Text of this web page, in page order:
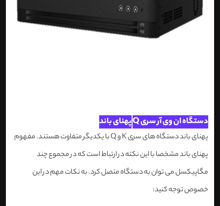
دستگاه ان وی آر سری Q پهنای باند
پهنای باند دستگاه های سری K و Q با یکدیگر متفاوت هستند. مفهوم
پهنای باند مشخصا با این نکته در ارتباط است که در مجموع چند
مگاپیکسل می توان به دستگاه متصل کرد. به نکات مهم در این
خصوص توجه کنید: